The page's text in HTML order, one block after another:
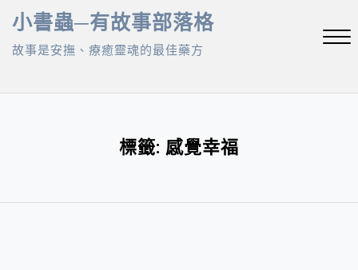
Skip
content
小書蟲─有故事部落格
故事是安撫、療癒靈魂的最佳藥方
標籤: 感覺幸福